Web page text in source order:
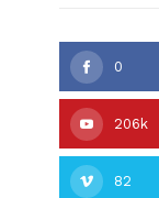
0
206k
82